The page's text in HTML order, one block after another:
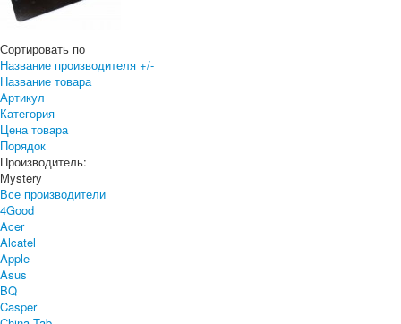
+7 383-299-65-46
Сортировать по
Название производителя +/-
Название товара
Артикул
Категория
Цена товара
Порядок
Производитель:
Mystery
Все производители
4Good
Acer
Alcatel
Apple
Asus
BQ
Casper